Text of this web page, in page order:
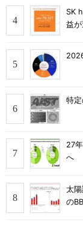
SK
益
特
27
へ
太
の